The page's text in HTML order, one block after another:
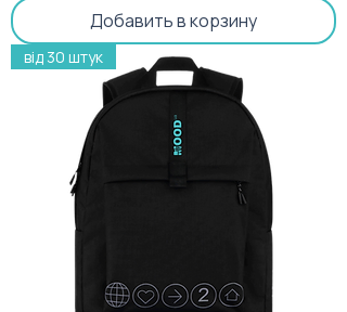
Добавить в корзину
від 30 штук